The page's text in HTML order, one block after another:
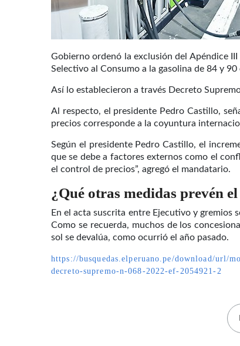
Gobierno ordenó la exclusión del Apéndice
Selectivo al Consumo a la gasolina de 84 y 90
Así lo establecieron a través Decreto
Al respecto, el presidente Pedro Castillo,
precios corresponde a la coyuntura
Según el presidente Pedro Castillo, el
que se debe a factores externos como el
el control de precios”, agregó el mandatario.
¿Qué otras medidas prevén
En el acta suscrita entre Ejecutivo y gremios
Como se recuerda, muchos de los
sol se devalúa, como ocurrió el año pasado.
https://busquedas.elperuano.pe/download/url/
decreto-supremo-n-068-2022-ef-2054921-2